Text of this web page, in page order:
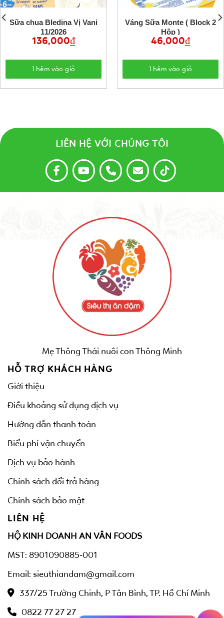
Sữa chua Bledina Vị Vani
11/2026
136,000₫
Thêm vào giỏ
Váng Sữa Monte ( Block 2
Hộp )
46,000₫
Thêm vào giỏ
LIÊN HỆ VỚI CHÚNG TÔI
Mẹ Thông Thái nuôi con Thông Minh
HỖ TRỢ KHÁCH HÀNG
Giới thiệu
Điều khoảng sử dụng dịch vụ
Hướng dẫn thanh toán
Biểu phí vận chuyển
Dịch vụ bảo hành
Chính sách đổi trả hàng
Chính sách bảo mật
LIÊN HỆ
HỘ KINH DOANH AN VÂN FOODS
MST: 8901090885-001
Email: sieuthiandam@gmail.com
337/25 Trường Chinh, P Tân Bình, TP. Hồ Chí Minh
0822 77 27 27